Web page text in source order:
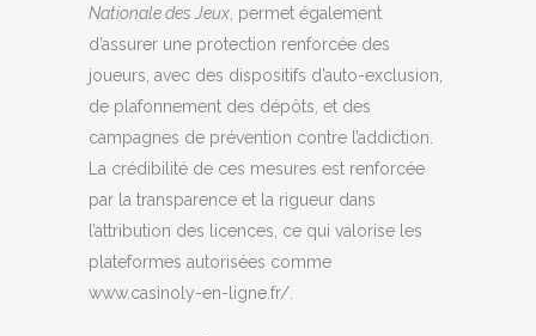
Nationale des Jeux , permet également
d’assurer une protection renforcée des
joueurs, avec des dispositifs d’auto-exclusion,
de plafonnement des dépôts, et des
campagnes de prévention contre l’addiction.
La crédibilité de ces mesures est renforcée
par la transparence et la rigueur dans
l’attribution des licences, ce qui valorise les
plateformes autorisées comme
www.casinoly-en-ligne.fr/.